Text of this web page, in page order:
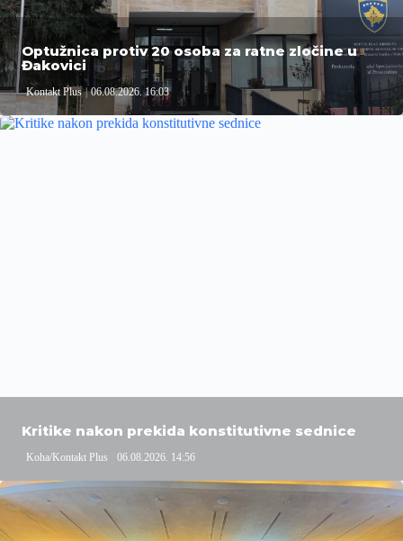
Optužnica protiv 20 osoba za ratne zločine u
Đakovici
Kontakt Plus 06.08.2026. 16:03
Kritike nakon prekida konstitutivne sednice
Koha/Kontakt Plus 06.08.2026. 14:56